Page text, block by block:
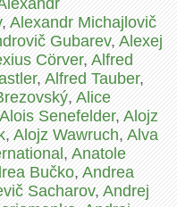
,Alexandr Michajlovič
Gubarev,Alexej
Cörver,Alfred
,Alfred Tauber,
,Alice
Alois Senefelder,Alojz
,Alojz Wawruch,Alva
,Anatole
Bučko,Andrea
Sacharov,Andrej